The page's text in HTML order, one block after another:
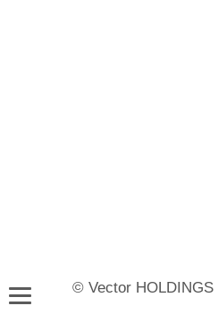
© Vector